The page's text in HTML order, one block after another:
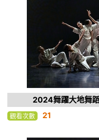
2024舞躍大地舞
觀看次數 21